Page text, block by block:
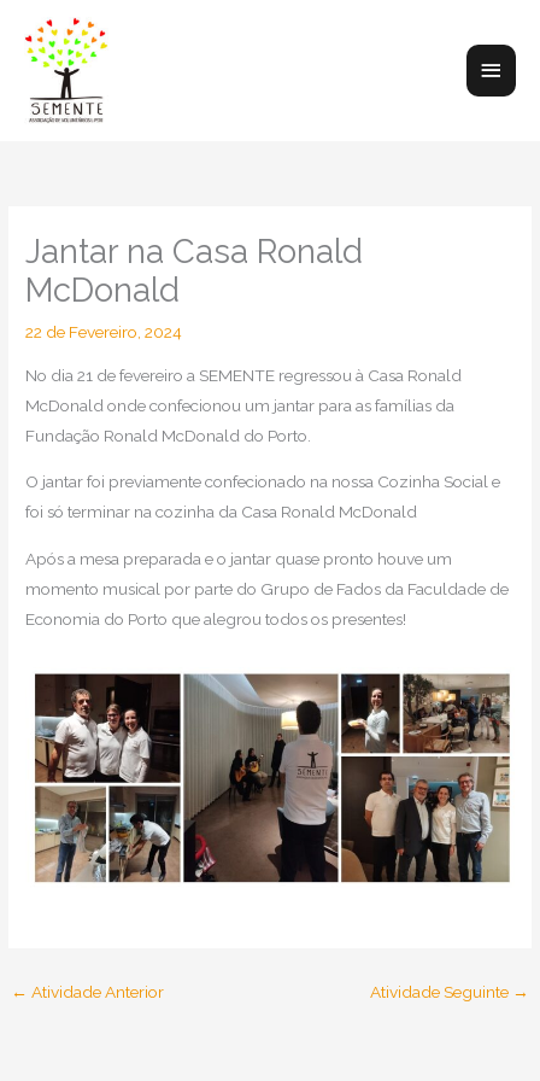
content
Main
Jantar na Casa Ronald
McDonald
22 de Fevereiro, 2024
No dia 21 de fevereiro a SEMENTE regressou à Casa Ronald
McDonald onde confecionou um jantar para as famílias da
Fundação Ronald McDonald do Porto.
O jantar foi previamente confecionado na nossa Cozinha Social e
foi só terminar na cozinha da Casa Ronald McDonald
Após a mesa preparada e o jantar quase pronto houve um
momento musical por parte do Grupo de Fados da Faculdade de
Economia do Porto que alegrou todos os presentes!
← Atividade Anterior Atividade Seguinte →